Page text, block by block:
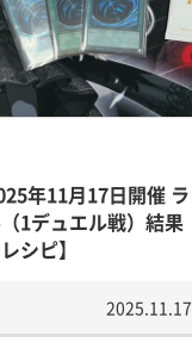
年11月17日開催 ラ
1デュエル戦）結果
シピ】
2025.11.17